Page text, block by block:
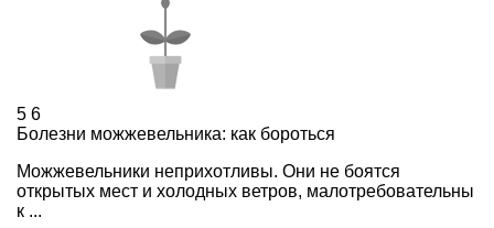
5 6
Болезни можжевельника: как бороться
Можжевельники неприхотливы. Они не боятся
открытых мест и холодных ветров, малотребовательны
к ...